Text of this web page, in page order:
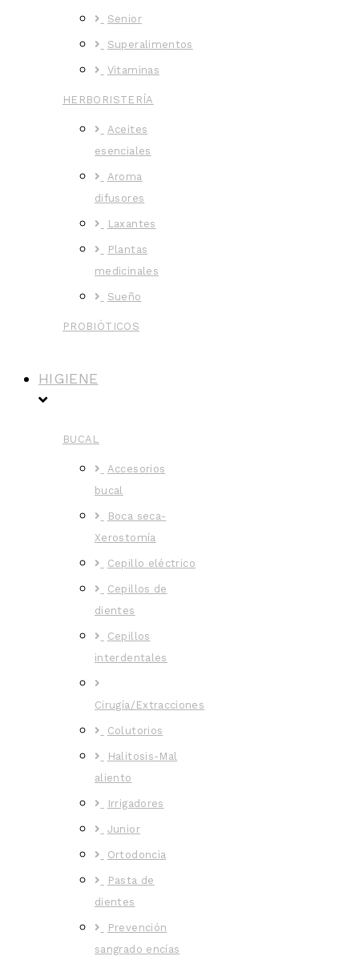
Senior
Superalimentos
Vitaminas
HERBORISTERÍA
Aceites
esenciales
Aroma
difusores
Laxantes
Plantas
medicinales
Sueño
PROBIÓTICOS
HIGIENE
BUCAL
Accesorios
bucal
Boca seca-
Xerostomía
Cepillo eléctrico
Cepillos de
dientes
Cepillos
interdentales
Cirugía/Extracciones
Colutorios
Halitosis-Mal
aliento
Irrigadores
Junior
Ortodoncia
Pasta de
dientes
Prevención
sangrado encías